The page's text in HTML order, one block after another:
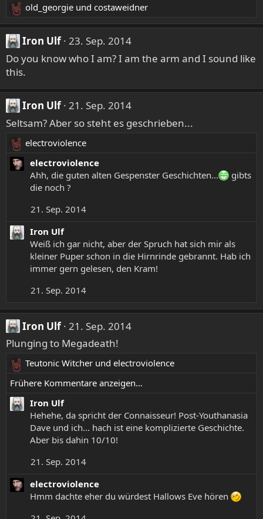
R
e
a
k
t
i
o
n
e
n
:
old_georgie und costaweidner
Iron Ulf 23. Sep. 2014
Do you know who I am? I am the arm and I sound like
this.
Iron Ulf 21. Sep. 2014
Seltsam? Aber so steht es geschrieben...
R
e
a
n
electroviolence
electroviolence
Ahh, die guten alten Gespenster Geschichten...
gibts
die noch ?
21. Sep. 2014
Iron Ulf
Weiß ich gar nicht, aber der Spruch hat sich mir als
kleiner Puper schon in die Hirnrinde gebrannt. Hab ich
immer gern gelesen, den Kram!
21. Sep. 2014
Iron Ulf
21. Sep. 2014
Plunging to Megadeath!
R
e
k
n
:
Teutonic Witcher und electroviolence
Frühere Kommentare anzeigen…
Iron Ulf
Hehehe, da spricht der Connaisseur! Post-Youthanasia
Dave und ich... hach ist eine komplizierte Geschichte.
Aber bis dahin 10/10!
21. Sep. 2014
electroviolence
Hmm dachte eher du würdest Hallows Eve hören